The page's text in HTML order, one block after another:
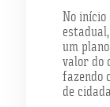
No
um
valor do
fazendo
de